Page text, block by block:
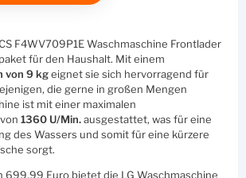
F4WV709P1E Waschmaschine Frontlader
für den Haushalt. Mit einem
von 9 kgeignet sie sich hervorragend für
die gerne in großen Mengen
ist mit einer maximalen
1360 U/Min.ausgestattet, was für eine
des Wassers und somit für eine kürzere
sorgt.
699,99 Euro bietet die LG Waschmaschine